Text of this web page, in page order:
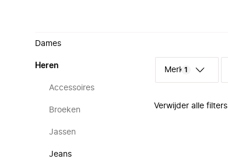
Dames
Heren
Accessoires
Broeken
Jassen
Jeans
Merk 1
Verwijder alle filters